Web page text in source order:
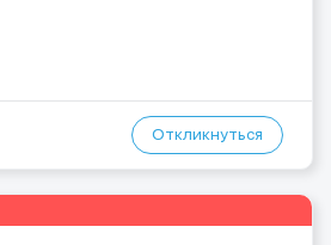
Спить не прокидаючись. ...
Откликнуться